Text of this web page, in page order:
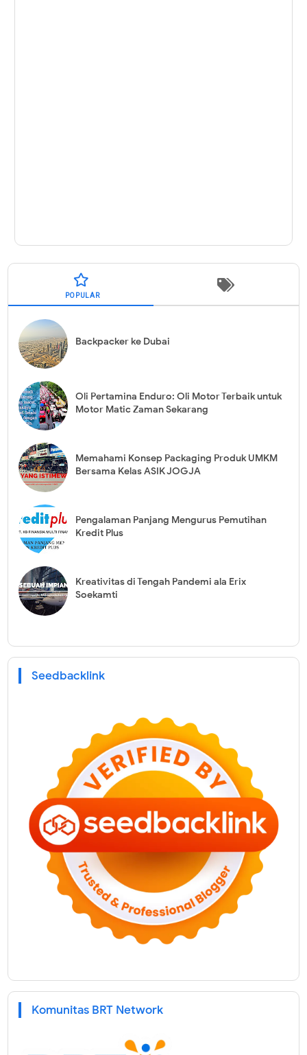
POPULAR
Backpacker ke Dubai
Oli Pertamina Enduro: Oli Motor Terbaik untuk
Motor Matic Zaman Sekarang
Memahami Konsep Packaging Produk UMKM
Bersama Kelas ASIK JOGJA
Pengalaman Panjang Mengurus Pemutihan
Kredit Plus
Kreativitas di Tengah Pandemi ala Erix
Soekamti
Seedbacklink
Komunitas BRT Network